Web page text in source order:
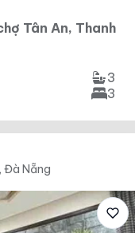
Tân An, Thanh
3
3
Đà Nẵng